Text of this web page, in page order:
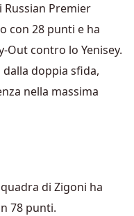
Premier
con 28 punti e ha
Out contro lo Yenisey.
dalla doppia sfida,
nella massima
di Zigoni ha
78 punti.